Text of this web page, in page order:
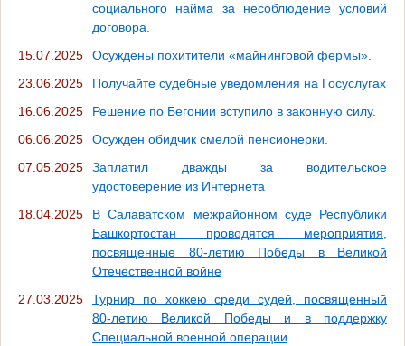
социального найма за несоблюдение условий
договора.
15.07.2025
Осуждены похитители «майнинговой фермы».
23.06.2025
Получайте судебные уведомления на Госуслугах
16.06.2025
Решение по Бегонии вступило в законную силу.
06.06.2025
Осужден обидчик смелой пенсионерки.
07.05.2025
Заплатил дважды за водительское
удостоверение из Интернета
18.04.2025
В Салаватском межрайонном суде Республики
Башкортостан проводятся мероприятия,
посвященные 80-летию Победы в Великой
Отечественной войне
27.03.2025
Турнир по хоккею среди судей, посвященный
80-летию Великой Победы и в поддержку
Специальной военной операции